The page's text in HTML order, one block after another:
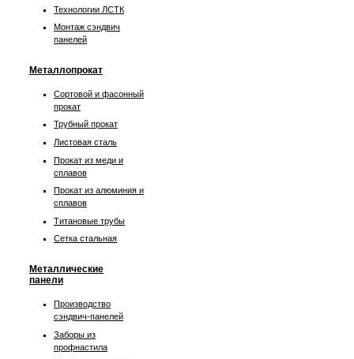
Технологии ЛСТК
Монтаж сэндвич
панелей
Металлопрокат
Сортовой и фасонный
прокат
Трубный прокат
Листовая сталь
Прокат из меди и
сплавов
Прокат из алюминия и
сплавов
Титановые трубы
Сетка стальная
Металлические
панели
Производство
сэндвич-панелей
Заборы из
профнастила